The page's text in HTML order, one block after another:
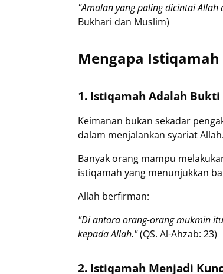
"Amalan yang paling dicintai
Bukhari dan Muslim)
Mengapa Istiqamah
1. Istiqamah Adalah Bukti
Keimanan bukan sekadar
dalam menjalankan syariat Allah.
Banyak orang mampu
istiqamah yang menunjukkan
Allah berfirman:
"Di antara orang-orang mukmin
kepada Allah."(QS. Al-Ahzab: 23)
2. Istiqamah Menjadi